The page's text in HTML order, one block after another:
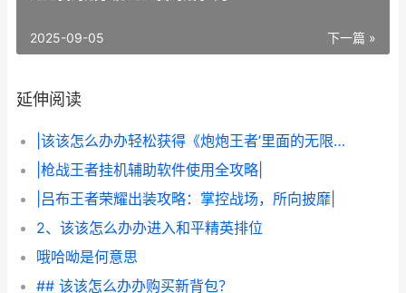
下一篇 »
2025-09-05
延伸阅读
|该该怎么办办轻松获得《炮炮王者’里面的无限金币和星星|
|枪战王者挂机辅助软件使用全攻略|
|吕布王者荣耀出装攻略：掌控战场，所向披靡|
2、该该怎么办办进入和平精英排位
哦哈呦是何意思
## 该该怎么办办购买新背包？